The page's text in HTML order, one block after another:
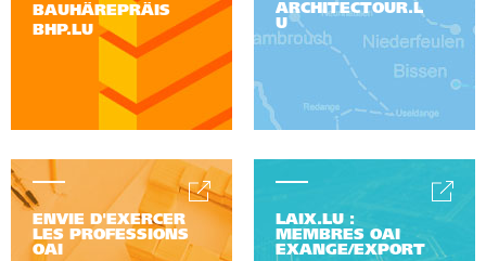
BAUHÄREPRÄIS
BHP.LU
ARCHITECTOUR.L
U
ENVIE D'EXERCER
LES PROFESSIONS
OAI
LAIX.LU :
MEMBRES OAI
EXANGE/EXPORT